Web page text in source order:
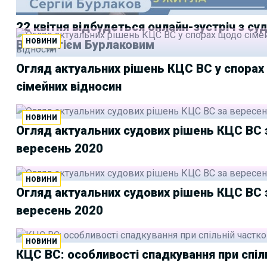
22 квітня відбудеться онлайн-зустріч з
ВС Сергієм Бурлаковим
НОВИНИ
Огляд актуальних рішень КЦС ВС у
сімейних відносин
НОВИНИ
Огляд актуальних судових рішень КЦС ВС
вересень 2020
НОВИНИ
Огляд актуальних судових рішень КЦС ВС
вересень 2020
НОВИНИ
КЦС ВС: особливості спадкування при